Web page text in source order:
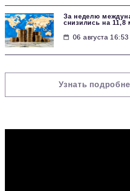
За неделю
снизились на
06 августа 16:53
Узнать